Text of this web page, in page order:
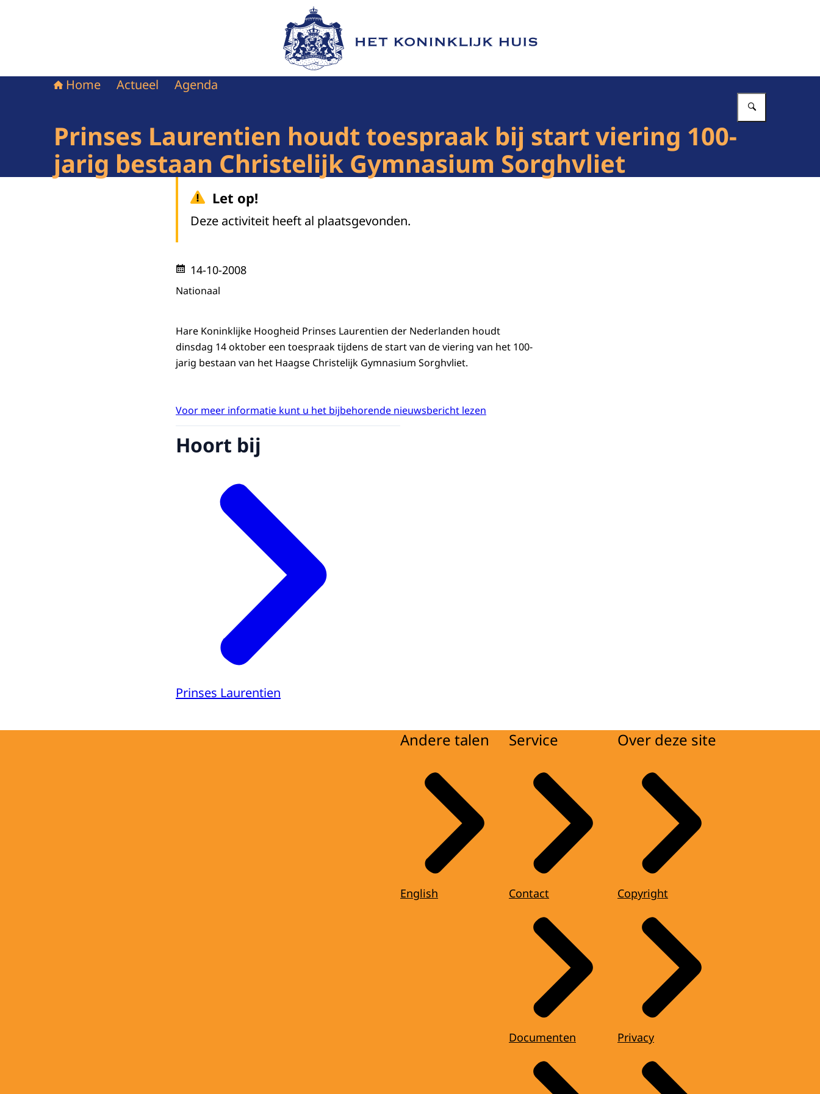
Naar de homepage van Het Koninklijk Huis
Home Actueel Agenda
Prinses Laurentien houdt toespraak bij start viering 100-
jarig bestaan Christelijk Gymnasium Sorghvliet
Let op!
Deze activiteit heeft al plaatsgevonden.
14-10-2008
Nationaal
Hare Koninklijke Hoogheid Prinses Laurentien der Nederlanden houdt
dinsdag 14 oktober een toespraak tijdens de start van de viering van het 100-
jarig bestaan van het Haagse Christelijk Gymnasium Sorghvliet.
Voor meer informatie kunt u het bijbehorende nieuwsbericht lezen
Hoort bij
Prinses Laurentien
Andere talen
English
Service
Contact
Documenten
Over deze site
Copyright
Privacy